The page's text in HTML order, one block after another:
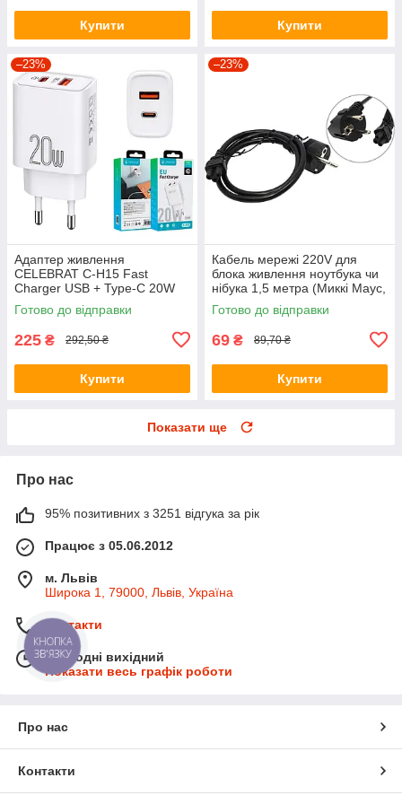
Купити Купити
–23%
Адаптер живлення
CELEBRAT C-H15 Fast
Charger USB + Type-C 20W
білий (10471)
Готово до відправки
225 ₴ 292,50 ₴
Купити
–23%
Кабель мережі 220V для
блока живлення ноутбука чи
нібука 1,5 метра (Миккі Маус,
чебурашка) (2205)
Готово до відправки
69 ₴ 89,70 ₴
Купити
Показати ще
Про нас
95% позитивних з 3251 відгука за рік
Працює з 05.06.2012
м. Львів
Широка 1, 79000, Львів, Україна
Контакти
Сьогодні вихідний
Показати весь графік роботи
Про нас
Контакти
КНОПКА
ЗВ'ЯЗКУ